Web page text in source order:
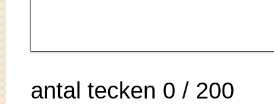
antal tecken 0 / 200